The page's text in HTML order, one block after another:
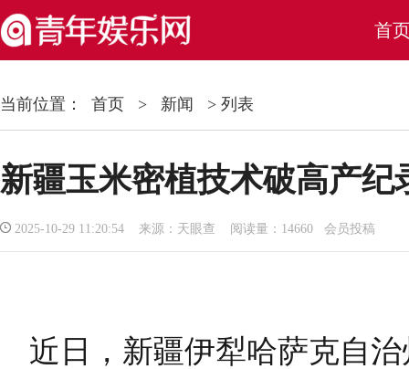
首
当前位置： 首页 > 新闻 > 列表
新疆玉米密植技术破高产纪
2025-10-29 11:20:54 来源：天眼查 阅读量：14660 会员投稿
近日，新疆伊犁哈萨克自